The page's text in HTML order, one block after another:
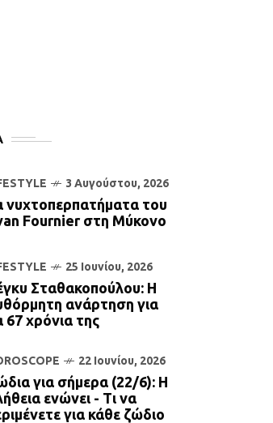
3 Αυγούστου, 2026
νυχτοπερπατήματα του
Fournier στη Μύκονο
25 Ιουνίου, 2026
Σταθακοπούλου: Η
ανάρτηση για
67 χρόνια της
22 Ιουνίου, 2026
για σήμερα (22/6): Η
ενώνει - Τι να
για κάθε ζώδιο